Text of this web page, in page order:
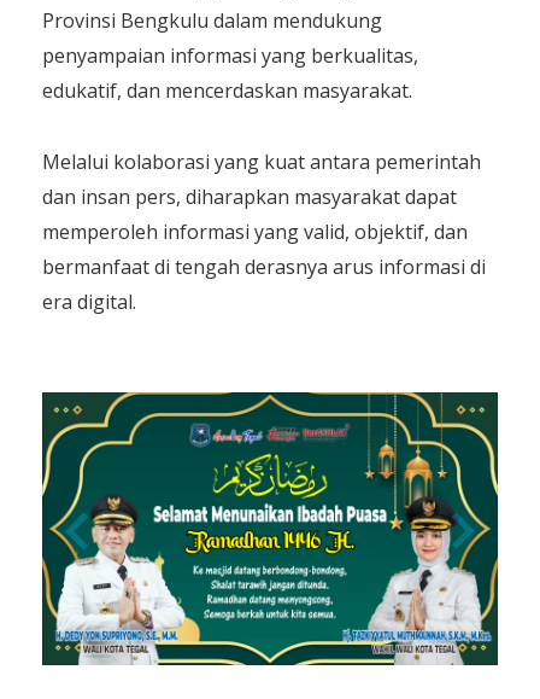
Provinsi Bengkulu dalam mendukung
penyampaian informasi yang berkualitas,
edukatif, dan mencerdaskan masyarakat.
Melalui kolaborasi yang kuat antara pemerintah
dan insan pers, diharapkan masyarakat dapat
memperoleh informasi yang valid, objektif, dan
bermanfaat di tengah derasnya arus informasi di
era digital.